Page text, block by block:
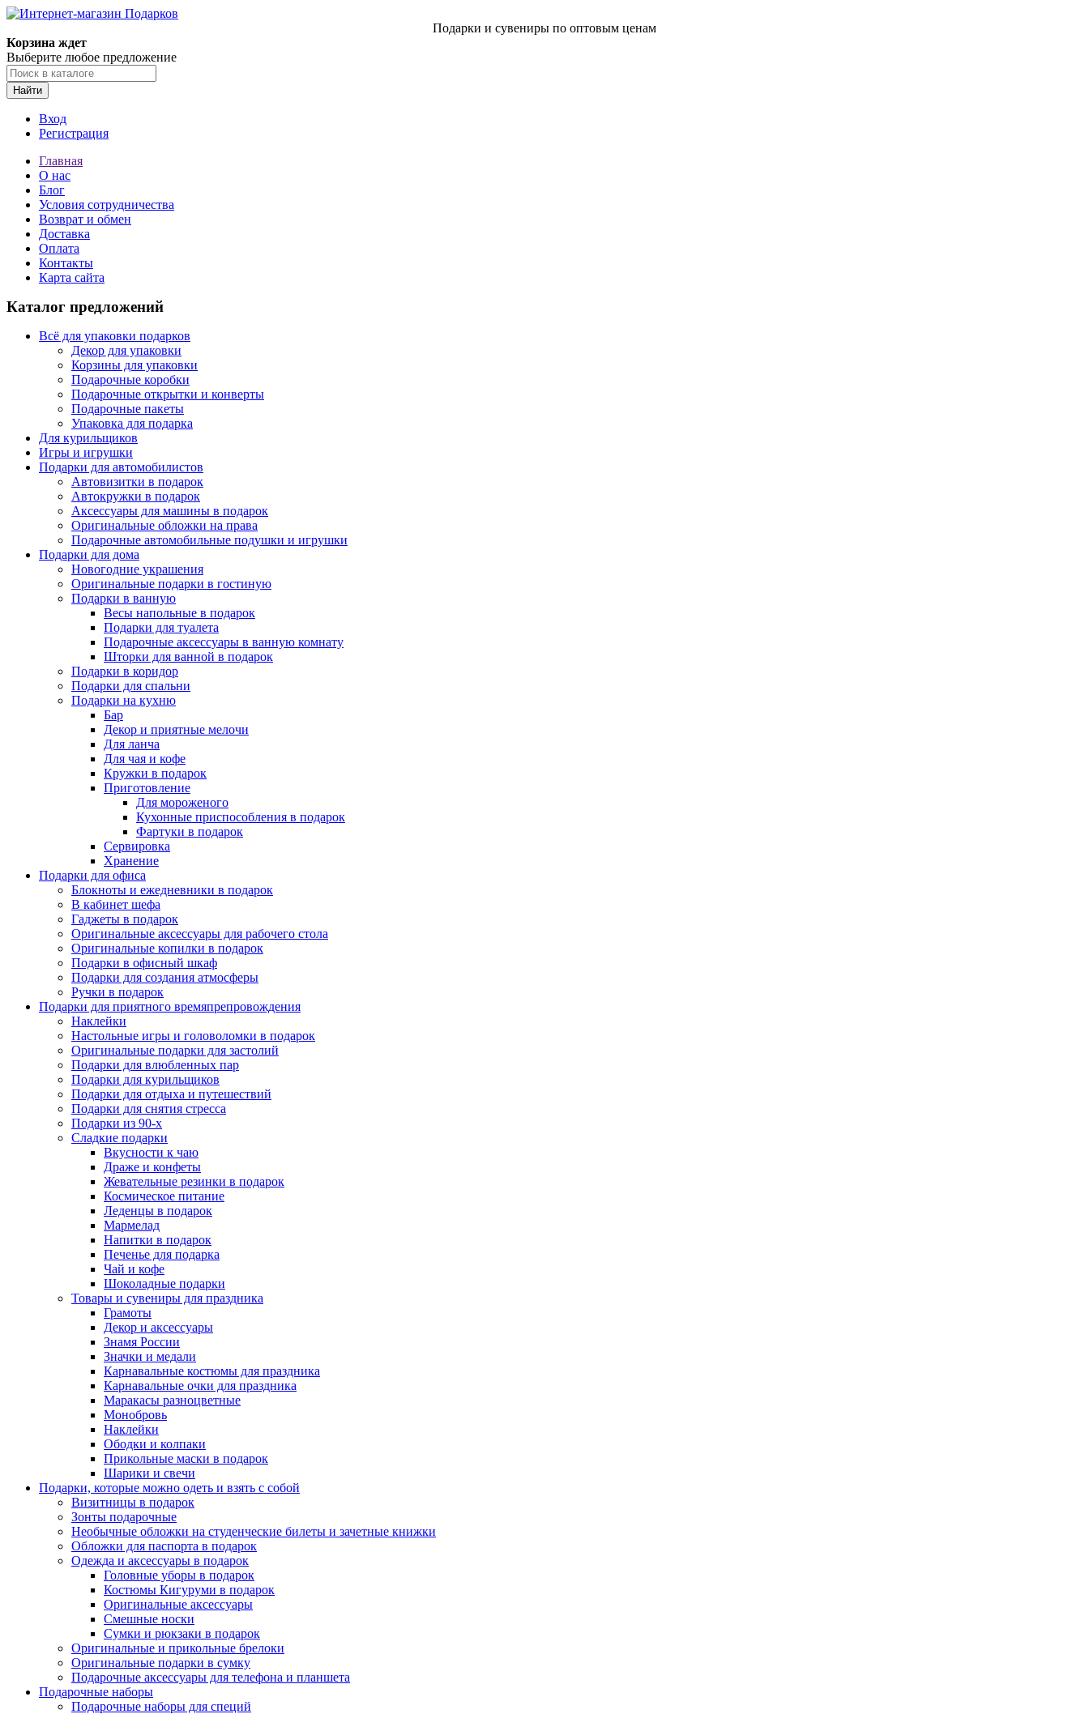
Подарки и сувениры по оптовым ценам
Корзина ждет
Выберите любое предложение
Найти
Вход
Регистрация
Главная
О нас
Блог
Условия сотрудничества
Возврат и обмен
Доставка
Оплата
Контакты
Карта сайта
Каталог предложений
Всё для упаковки подарков
Декор для упаковки
Корзины для упаковки
Подарочные коробки
Подарочные открытки и конверты
Подарочные пакеты
Упаковка для подарка
Для курильщиков
Игры и игрушки
Подарки для автомобилистов
Автовизитки в подарок
Автокружки в подарок
Аксессуары для машины в подарок
Оригинальные обложки на права
Подарочные автомобильные подушки и игрушки
Подарки для дома
Новогодние украшения
Оригинальные подарки в гостиную
Подарки в ванную
Весы напольные в подарок
Подарки для туалета
Подарочные аксессуары в ванную комнату
Шторки для ванной в подарок
Подарки в коридор
Подарки для спальни
Подарки на кухню
Бар
Декор и приятные мелочи
Для ланча
Для чая и кофе
Кружки в подарок
Приготовление
Для мороженого
Кухонные приспособления в подарок
Фартуки в подарок
Сервировка
Хранение
Подарки для офиса
Блокноты и ежедневники в подарок
В кабинет шефа
Гаджеты в подарок
Оригинальные аксессуары для рабочего стола
Оригинальные копилки в подарок
Подарки в офисный шкаф
Подарки для создания атмосферы
Ручки в подарок
Подарки для приятного времяпрепровождения
Наклейки
Настольные игры и головоломки в подарок
Оригинальные подарки для застолий
Подарки для влюбленных пар
Подарки для курильщиков
Подарки для отдыха и путешествий
Подарки для снятия стресса
Подарки из 90-х
Сладкие подарки
Вкусности к чаю
Драже и конфеты
Жевательные резинки в подарок
Космическое питание
Леденцы в подарок
Мармелад
Напитки в подарок
Печенье для подарка
Чай и кофе
Шоколадные подарки
Товары и сувениры для праздника
Грамоты
Декор и аксессуары
Знамя России
Значки и медали
Карнавальные костюмы для праздника
Карнавальные очки для праздника
Маракасы разноцветные
Монобровь
Наклейки
Ободки и колпаки
Прикольные маски в подарок
Шарики и свечи
Подарки, которые можно одеть и взять с собой
Визитницы в подарок
Зонты подарочные
Необычные обложки на студенческие билеты и зачетные книжки
Обложки для паспорта в подарок
Одежда и аксессуары в подарок
Головные уборы в подарок
Костюмы Кигуруми в подарок
Оригинальные аксессуары
Смешные носки
Сумки и рюкзаки в подарок
Оригинальные и прикольные брелоки
Оригинальные подарки в сумку
Подарочные аксессуары для телефона и планшета
Подарочные наборы
Подарочные наборы для специй